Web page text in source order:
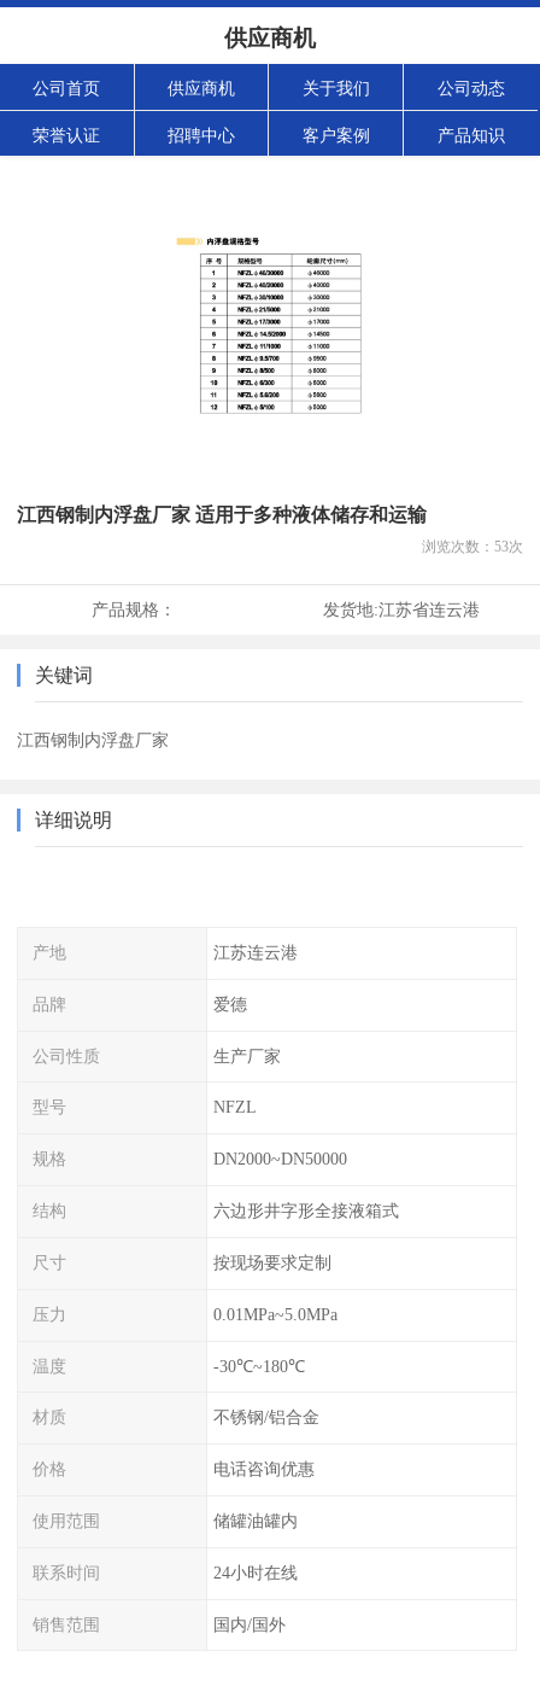
供应商机
公司首页 供应商机 关于我们 公司动态
荣誉认证 招聘中心 客户案例 产品知识
江西钢制内浮盘厂家 适用于多种液体储存和运输
浏览次数： 53次
产品规格： 发货地:江苏省连云港
关键词
江西钢制内浮盘厂家
详细说明
产地 江苏连云港
品牌 爱德
公司性质 生产厂家
型号 NFZL
规格 DN2000~DN50000
结构 六边形井字形全接液箱式
尺寸 按现场要求定制
压力 0.01MPa~5.0MPa
温度 -30℃~180℃
材质 不锈钢/铝合金
价格 电话咨询优惠
使用范围 储罐油罐内
联系时间 24小时在线
销售范围 国内/国外